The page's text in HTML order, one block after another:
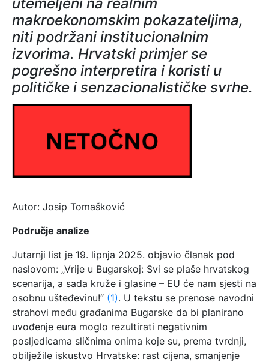
makroekonomskim pokazateljima,
niti podržani institucionalnim
izvorima. Hrvatski primjer se
pogrešno interpretira i koristi u
političke i senzacionalističke svrhe.
Autor: Josip Tomašković
Područje analize
Jutarnji list je 19. lipnja 2025. objavio članak pod
naslovom: „Vrije u Bugarskoj: Svi se plaše hrvatskog
scenarija, a sada kruže i glasine – EU će nam sjesti na
osobnu ušteđevinu!“ (1). U tekstu se prenose navodni
strahovi među građanima Bugarske da bi planirano
uvođenje eura moglo rezultirati negativnim
posljedicama sličnima onima koje su, prema tvrdnji,
obilježile iskustvo Hrvatske: rast cijena, smanjenje